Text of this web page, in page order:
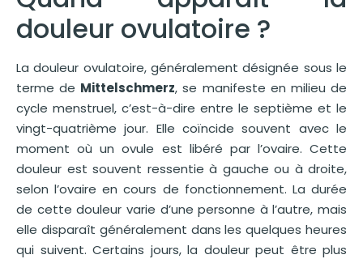
douleur ovulatoire ?
La douleur ovulatoire, généralement désignée sous le
terme de Mittelschmerz, se manifeste en milieu de
cycle menstruel, c’est-à-dire entre le septième et le
vingt-quatrième jour. Elle coïncide souvent avec le
moment où un ovule est libéré par l’ovaire. Cette
douleur est souvent ressentie à gauche ou à droite,
selon l’ovaire en cours de fonctionnement. La durée
de cette douleur varie d’une personne à l’autre, mais
elle disparaît généralement dans les quelques heures
qui suivent. Certains jours, la douleur peut être plus